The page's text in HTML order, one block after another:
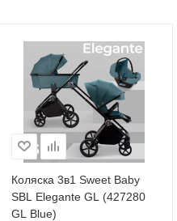
Коляска 3в1 Sweet Baby
SBL Elegante GL (427280
GL Blue)